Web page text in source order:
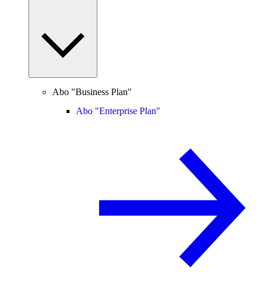
Abo "Business Plan"
Abo "Enterprise Plan"